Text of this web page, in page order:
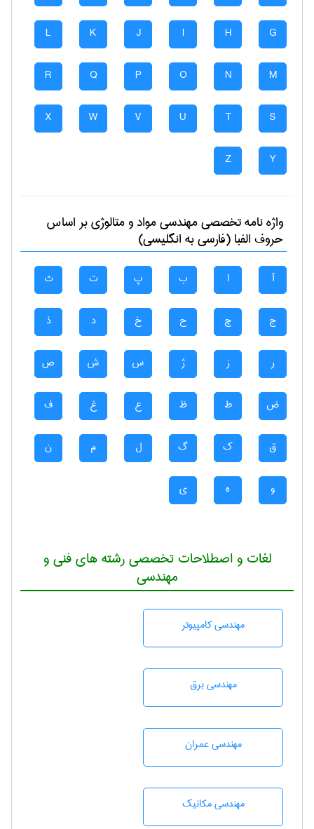
G
H
I
J
K
L
M
N
O
P
Q
R
S
T
U
V
W
X
Y
Z
واژه نامه تخصصیمهندسی مواد و متالوژیبر اساس
حروف الفبا (فارسی به انگلیسی)
آ ا ب پ ت ث
ج چ ح خ د ذ
ر ز ژ س ش ص
ض ط ظ ع غ ف
ق ک گ ل م ن
و ه ی
لغات و اصطلاحات تخصصی رشته های فنی و
مهندسی
مهندسی كامپيوتر
مهندسی برق
مهندسی عمران
مهندسی مکانیک